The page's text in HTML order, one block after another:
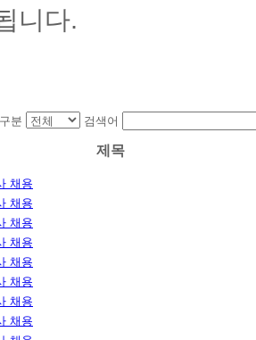
니다.
분 검색어
제목
채용
채용
채용
채용
채용
채용
채용
채용